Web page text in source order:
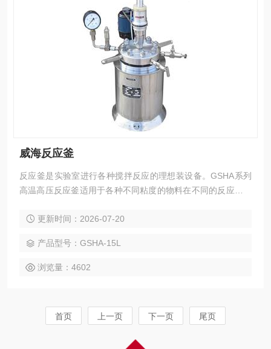
威海反应釜
反应釜是实验室进行各种搅拌反应的理想装设备。GSHA系列
高温高压反应釜适用于各种不同粘度的物料在不同的反应条件
更新时间：2026-07-20
产品型号：GSHA-15L
浏览量：4602
首页 上一页 下一页 尾页